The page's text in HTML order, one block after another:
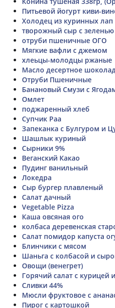
Питьевой йогурт киви-
Холодец из куринных лап
творожный сыр с
отруби пшеничные ОГО
Мягкие вафли с джемом
хлеьцы-молодцы ржаные
Масло десертное
Отруби Пшеничные
Банановый Смузи с
Омлет
поджаренный хлеб
Супчик Раа
Запеканка с Булгуром и
Шашлык куриный
Сырники 9%
Веганский Какао
Пудинг ванильный
Локедра
Сыр бургер плавленый
Салат дачный
Vegetable Pizza
Каша овсяная ого
колбаса деревенская
Салат помидор капуста
Блинчики с мясом
Шаньга с колбасой и
Овощи (венегрет)
Горячий салат с курицей
Сливки 44%
Мюсли фруктовое с
Пирог с картошкой